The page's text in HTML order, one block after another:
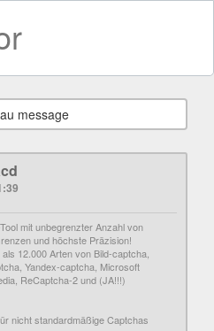
message
mit unbegrenzter Anzahl von
und höchste Präzision!
12.000 Arten von Bild-captcha,
Yandex-captcha, Microsoft
ReCaptcha-2 und (JA!!!)
nicht standardmäßige Captchas